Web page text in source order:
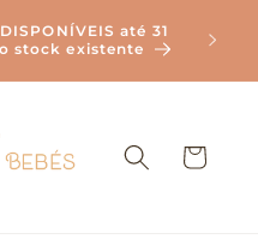
até 31
stock existente
Carrinho